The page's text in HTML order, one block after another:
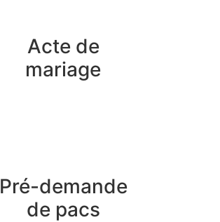
Acte de
mariage
Pré-demande
de pacs